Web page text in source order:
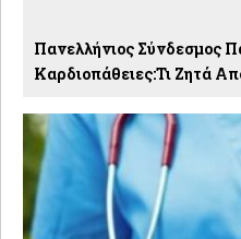
Πανελλήνιος Σύνδεσμος
Καρδιοπάθειες:Τι Ζητά